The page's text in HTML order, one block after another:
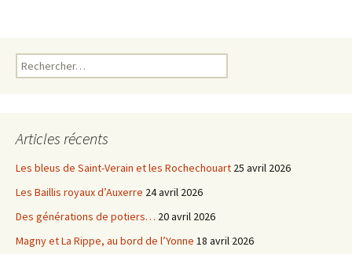
Rechercher :
Articles récents
Les bleus de Saint-Verain et les Rochechouart 25 avril 2026
Les Baillis royaux d’Auxerre 24 avril 2026
Des générations de potiers… 20 avril 2026
Magny et La Rippe, au bord de l’Yonne 18 avril 2026